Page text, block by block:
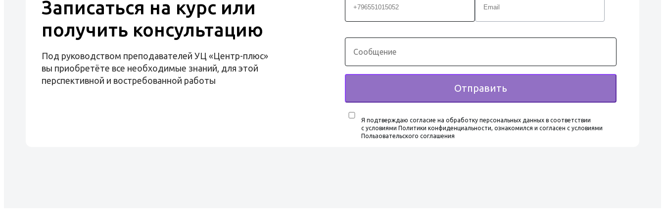
Записаться на курс или
получить консультацию
Под руководством преподавателей УЦ «Центр-плюс»
вы приобретёте все необходимые знаний, для этой
перспективной и востребованной работы
Отправить
Я подтверждаю согласие на обработку персональных данных в соответствии
с условиями Политики конфиденциальности, ознакомился и согласен с условиями
Пользовательского соглашения